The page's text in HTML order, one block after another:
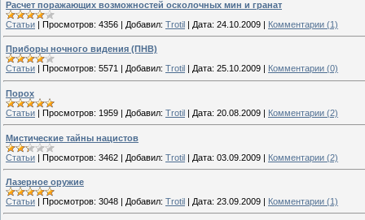
Расчет поражающих возможностей осколочных мин и гранат
Статьи | Просмотров: 4356 | Добавил: Trotil | Дата: 24.10.2009 | Комментарии (1)
Приборы ночного видения (ПНВ)
Статьи | Просмотров: 5571 | Добавил: Trotil | Дата: 25.10.2009 | Комментарии (0)
Порох
Статьи | Просмотров: 1959 | Добавил: Trotil | Дата: 20.08.2009 | Комментарии (2)
Мистические тайны нацистов
Статьи | Просмотров: 3462 | Добавил: Trotil | Дата: 03.09.2009 | Комментарии (2)
Лазерное оружие
Статьи | Просмотров: 3048 | Добавил: Trotil | Дата: 23.09.2009 | Комментарии (1)